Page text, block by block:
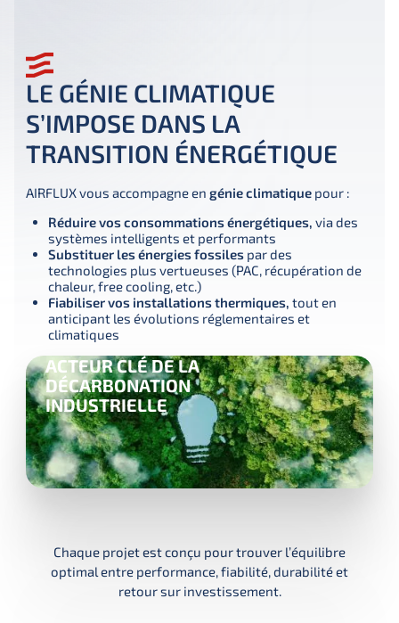
LE GÉNIE CLIMATIQUE
S’IMPOSE DANS LA
TRANSITION ÉNERGÉTIQUE
AIRFLUX vous accompagne en génie climatique pour :
Réduire vos consommations énergétiques, via des
systèmes intelligents et performants
Substituer les énergies fossiles par des
technologies plus vertueuses (PAC, récupération de
chaleur, free cooling, etc.)
Fiabiliser vos installations thermiques, tout en
anticipant les évolutions réglementaires et
climatiques
ACTEUR CLÉ DE LA
DÉCARBONATION
INDUSTRIELLE
Chaque projet est conçu pour trouver l’équilibre
optimal entre performance, fiabilité, durabilité et
retour sur investissement.